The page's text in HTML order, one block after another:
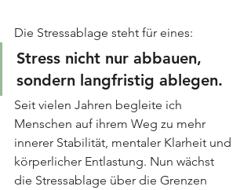
Die Stressablage steht für eines:
Stress nicht nur abbauen,
sondern langfristig ablegen.
Seit vielen Jahren begleite ich
Menschen auf ihrem Weg zu mehr
innerer Stabilität, mentaler Klarheit und
körperlicher Entlastung. Nun wächst
die Stressablage über die Grenzen